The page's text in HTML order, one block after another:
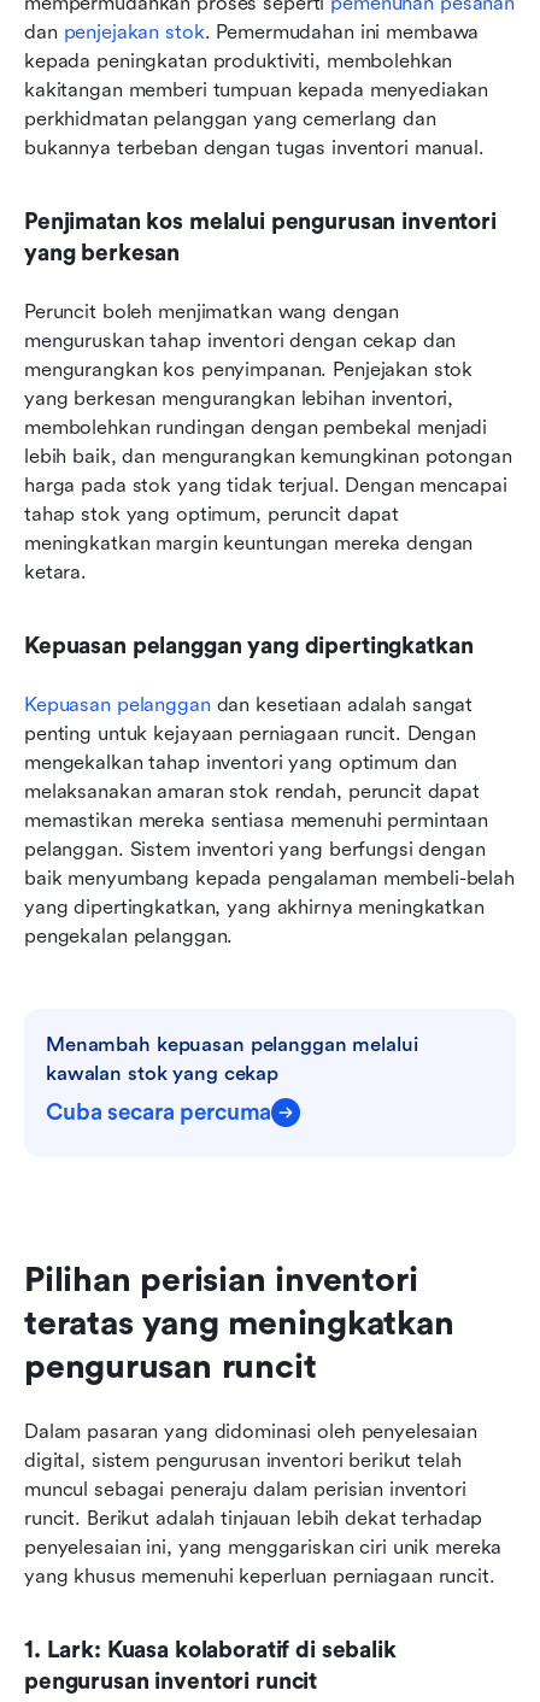
dan penjejakan stok. Pemermudahan ini membawa
kepada peningkatan produktiviti, membolehkan
kakitangan memberi tumpuan kepada menyediakan
perkhidmatan pelanggan yang cemerlang dan
bukannya terbeban dengan tugas inventori manual.
Penjimatan kos melalui pengurusan inventori
yang berkesan
Peruncit boleh menjimatkan wang dengan
menguruskan tahap inventori dengan cekap dan
mengurangkan kos penyimpanan. Penjejakan stok
yang berkesan mengurangkan lebihan inventori,
membolehkan rundingan dengan pembekal menjadi
lebih baik, dan mengurangkan kemungkinan potongan
harga pada stok yang tidak terjual. Dengan mencapai
tahap stok yang optimum, peruncit dapat
meningkatkan margin keuntungan mereka dengan
ketara.
Kepuasan pelanggan yang dipertingkatkan
Kepuasan pelanggan dan kesetiaan adalah sangat
penting untuk kejayaan perniagaan runcit. Dengan
mengekalkan tahap inventori yang optimum dan
melaksanakan amaran stok rendah, peruncit dapat
memastikan mereka sentiasa memenuhi permintaan
pelanggan. Sistem inventori yang berfungsi dengan
baik menyumbang kepada pengalaman membeli-belah
yang dipertingkatkan, yang akhirnya meningkatkan
pengekalan pelanggan.
Menambah kepuasan pelanggan melalui
kawalan stok yang cekap
Cuba secara percuma
Pilihan perisian inventori
teratas yang meningkatkan
pengurusan runcit
Dalam pasaran yang didominasi oleh penyelesaian
digital, sistem pengurusan inventori berikut telah
muncul sebagai peneraju dalam perisian inventori
runcit. Berikut adalah tinjauan lebih dekat terhadap
penyelesaian ini, yang menggariskan ciri unik mereka
yang khusus memenuhi keperluan perniagaan runcit.
1. Lark: Kuasa kolaboratif di sebalik
pengurusan inventori runcit